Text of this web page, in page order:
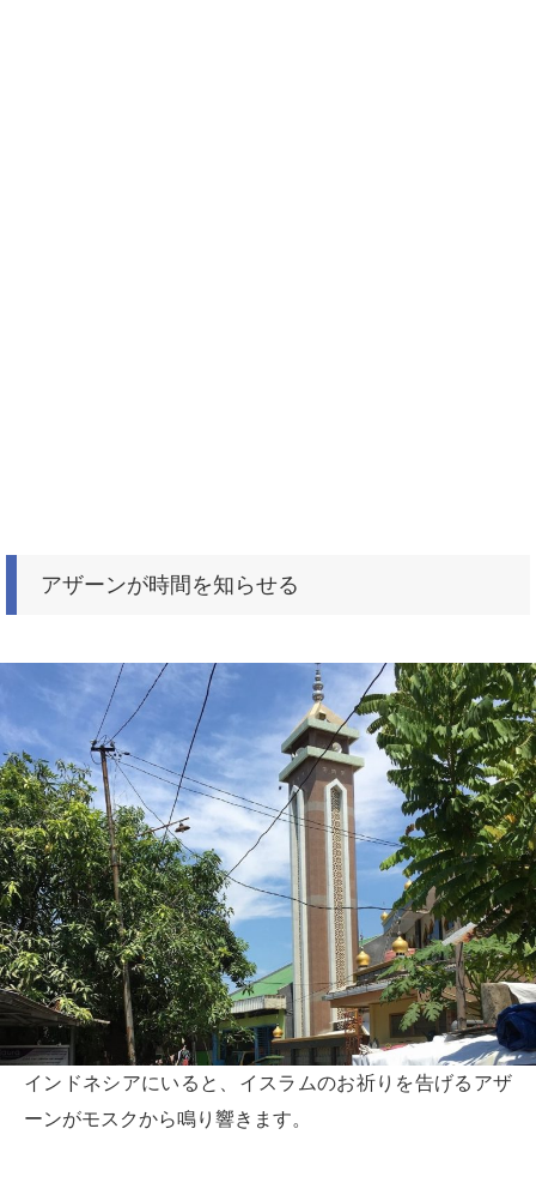
アザーンが時間を知らせる
インドネシアにいると、イスラムのお祈りを告げるアザ
ーンがモスクから鳴り響きます。